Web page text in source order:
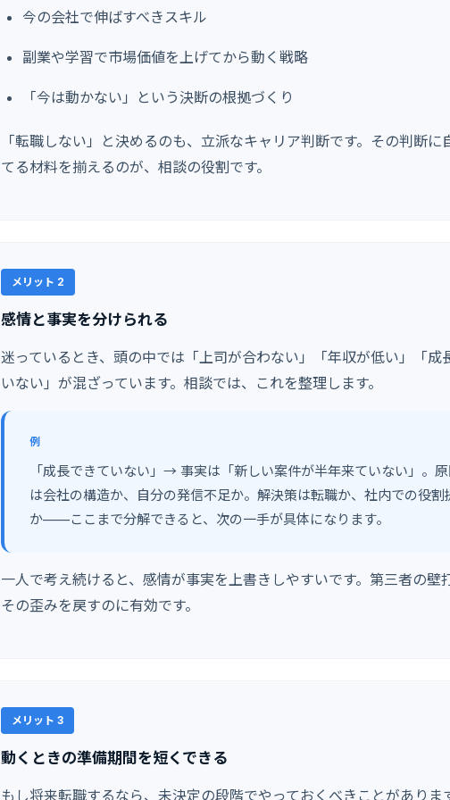
今の会社で伸ばすべきスキル
副業や学習で市場価値を上げてから動く戦略
「今は動かない」という決断の根拠づくり
「転職しない」と決めるのも、立派なキャリア判断です。その判断に
てる材料を揃えるのが、相談の役割です。
メリット 2
感情と事実を分けられる
迷っているとき、頭の中では「上司が合わない」「年収が低い」「成
いない」が混ざっています。相談では、これを整理します。
例
「成長できていない」→ 事実は「新しい案件が半年来ていない」。
は会社の構造か、自分の発信不足か。解決策は転職か、社内での役割
か——ここまで分解できると、次の一手が具体になります。
一人で考え続けると、感情が事実を上書きしやすいです。第三者の壁
その歪みを戻すのに有効です。
メリット 3
動くときの準備期間を短くできる
もし将来転職するなら、未決定の段階でやっておくべきことがあります